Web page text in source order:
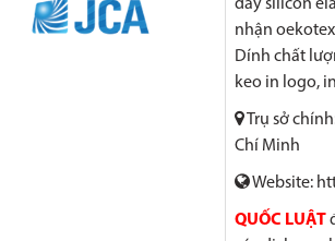
dây silicon
nhận
Dính chất
keo in logo,
Trụ sở
Chí Minh
Website:
QUỐC LUẬT